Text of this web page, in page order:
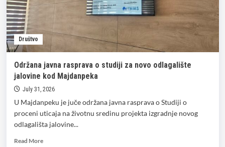
BESPLATNO
GLEDAJTE
Društvo
Održana javna rasprava o studiji za novo odlagalište
jalovine kod Majdanpeka
July 31, 2026
U Majdanpeku je juče održana javna rasprava o Studiji o
proceni uticaja na životnu sredinu projekta izgradnje novog
odlagališta jalovine...
Read MoreRead